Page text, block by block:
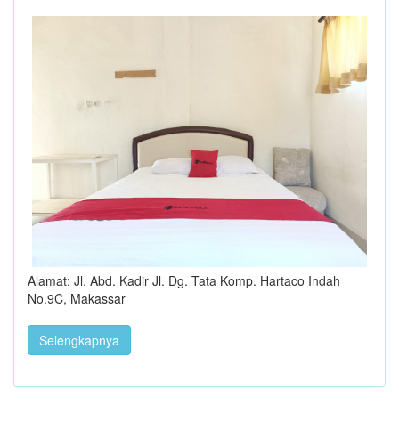
Alamat: Jl. Abd. Kadir Jl. Dg. Tata Komp. Hartaco Indah
No.9C, Makassar
Selengkapnya